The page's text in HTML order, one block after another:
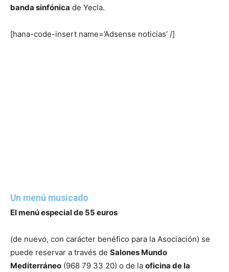
banda sinfónica de Yecla.
[hana-code-insert name=’Adsense noticias’ /]
Un menú musicado
El menú especial de 55 euros
(de nuevo, con carácter benéfico para la Asociación) se
puede reservar a través de Salones Mundo
Mediterráneo (968 79 33 20) o de la oficina de la